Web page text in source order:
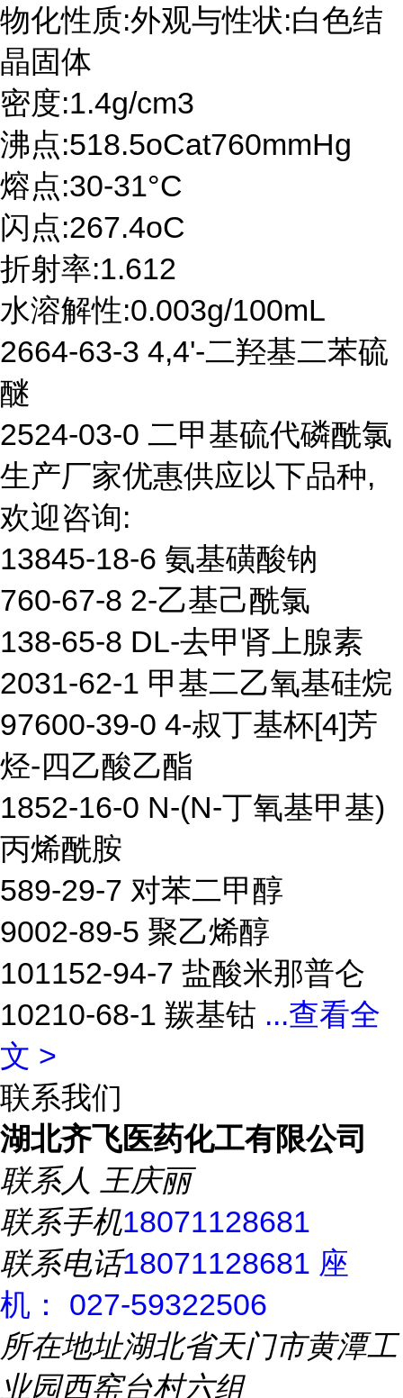
物化性质:外观与性状:白色结
晶固体
密度:1.4g/cm3
沸点:518.5oCat760mmHg
熔点:30-31°C
闪点:267.4oC
折射率:1.612
水溶解性:0.003g/100mL
2664-63-3 4,4'-二羟基二苯硫
醚
2524-03-0 二甲基硫代磷酰氯
生产厂家优惠供应以下品种,
欢迎咨询:
13845-18-6 氨基磺酸钠
760-67-8 2-乙基己酰氯
138-65-8 DL-去甲肾上腺素
2031-62-1 甲基二乙氧基硅烷
97600-39-0 4-叔丁基杯[4]芳
烃-四乙酸乙酯
1852-16-0 N-(N-丁氧基甲基)
丙烯酰胺
589-29-7 对苯二甲醇
9002-89-5 聚乙烯醇
101152-94-7 盐酸米那普仑
10210-68-1 羰基钴 ...查看全
文 >
联系我们
湖北齐飞医药化工有限公司
联系人 王庆丽
联系手机18071128681
联系电话18071128681 座
机： 027-59322506
所在地址湖北省天门市黄潭工
业园西窑台村六组